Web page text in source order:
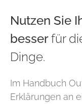
Nutzen Sie
besserfür
Dinge.
Im Handbuch
Erklärungen an